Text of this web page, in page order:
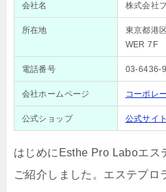
会社名 株式会社
所在地
東京都港
WER 7F
電話番号 03-6436-
会社ホームページ コーポレ
公式ショップ 公式サイ
はじめにEsthe Pro Laboエス
ご紹介しました。エステプロ